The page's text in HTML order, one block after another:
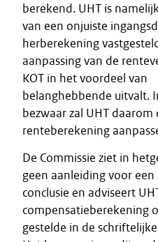
berekend. UHT is
van een onjuiste
herberekening
aanpassing van de
KOT in het voordeel van
belanghebbende uitvalt.
bezwaar zal UHT daarom
renteberekening
De Commissie ziet in
geen aanleiding voor een
conclusie en adviseert
compensatieberekening
gestelde in de